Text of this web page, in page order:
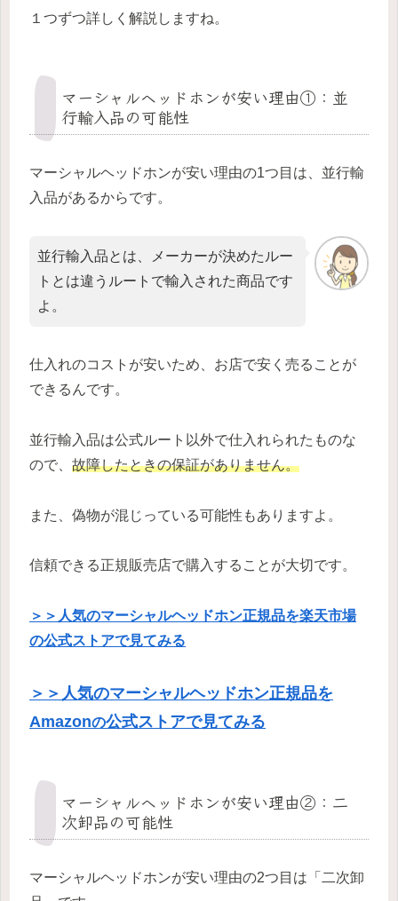
１つずつ詳しく解説しますね。
マーシャルヘッドホンが安い理由①：並
行輸入品の可能性
マーシャルヘッドホンが安い理由の1つ目は、並行輸
入品があるからです。
並行輸入品とは、メーカーが決めたルー
トとは違うルートで輸入された商品です
よ。
仕入れのコストが安いため、お店で安く売ることが
できるんです。
並行輸入品は公式ルート以外で仕入れられたものな
ので、 故障したときの保証がありません。
また、偽物が混じっている可能性もありますよ。
信頼できる正規販売店で購入することが大切です。
＞＞人気のマーシャルヘッドホン正規品を楽天市場
の公式ストアで見てみる
＞＞人気のマーシャルヘッドホン正規品を
Amazonの公式ストアで見てみる
マーシャルヘッドホンが安い理由②：二
次卸品の可能性
マーシャルヘッドホンが安い理由の2つ目は「二次卸